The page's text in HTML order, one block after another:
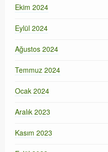
Ekim 2024
Eylül 2024
Ağustos 2024
Temmuz 2024
Ocak 2024
Aralık 2023
Kasım 2023